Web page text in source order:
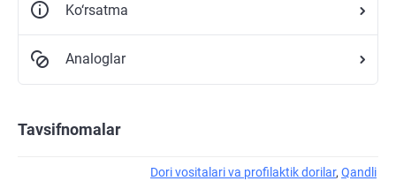
Ko‘rsatma
Analoglar
Tavsifnomalar
Dori vositalari va profilaktik dorilar, Qandli